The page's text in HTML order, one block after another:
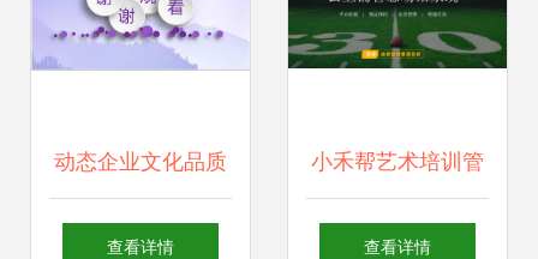
动态企业文化品质
管理经营理念幻灯
查看详情
小禾帮艺术培训管
理系统祝大家新年
查看详情